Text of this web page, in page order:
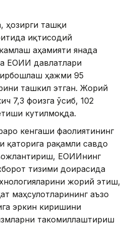
ҳозирги ташқи
иқтисодий
аҳамияти янада
ЕОИИ давлатлари
ҳажми 95
ташкил этган. Жорий
7,3 фоизга ўсиб, 102
кутилмоқда.
кенгаши фаолиятининг
қаторига рақамли савдо
ЕОИИнинг
тизими доирасида
жорий этиш,
маҳсулотларининг аъзо
эркин киришини
такомиллаштириш